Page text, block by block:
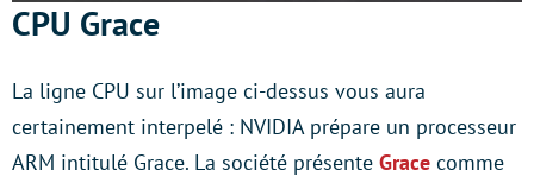
CPU Grace
La ligne CPU sur l’image ci-dessus vous aura
certainement interpelé : NVIDIA prépare un processeur
ARM intitulé Grace. La société présente Grace comme